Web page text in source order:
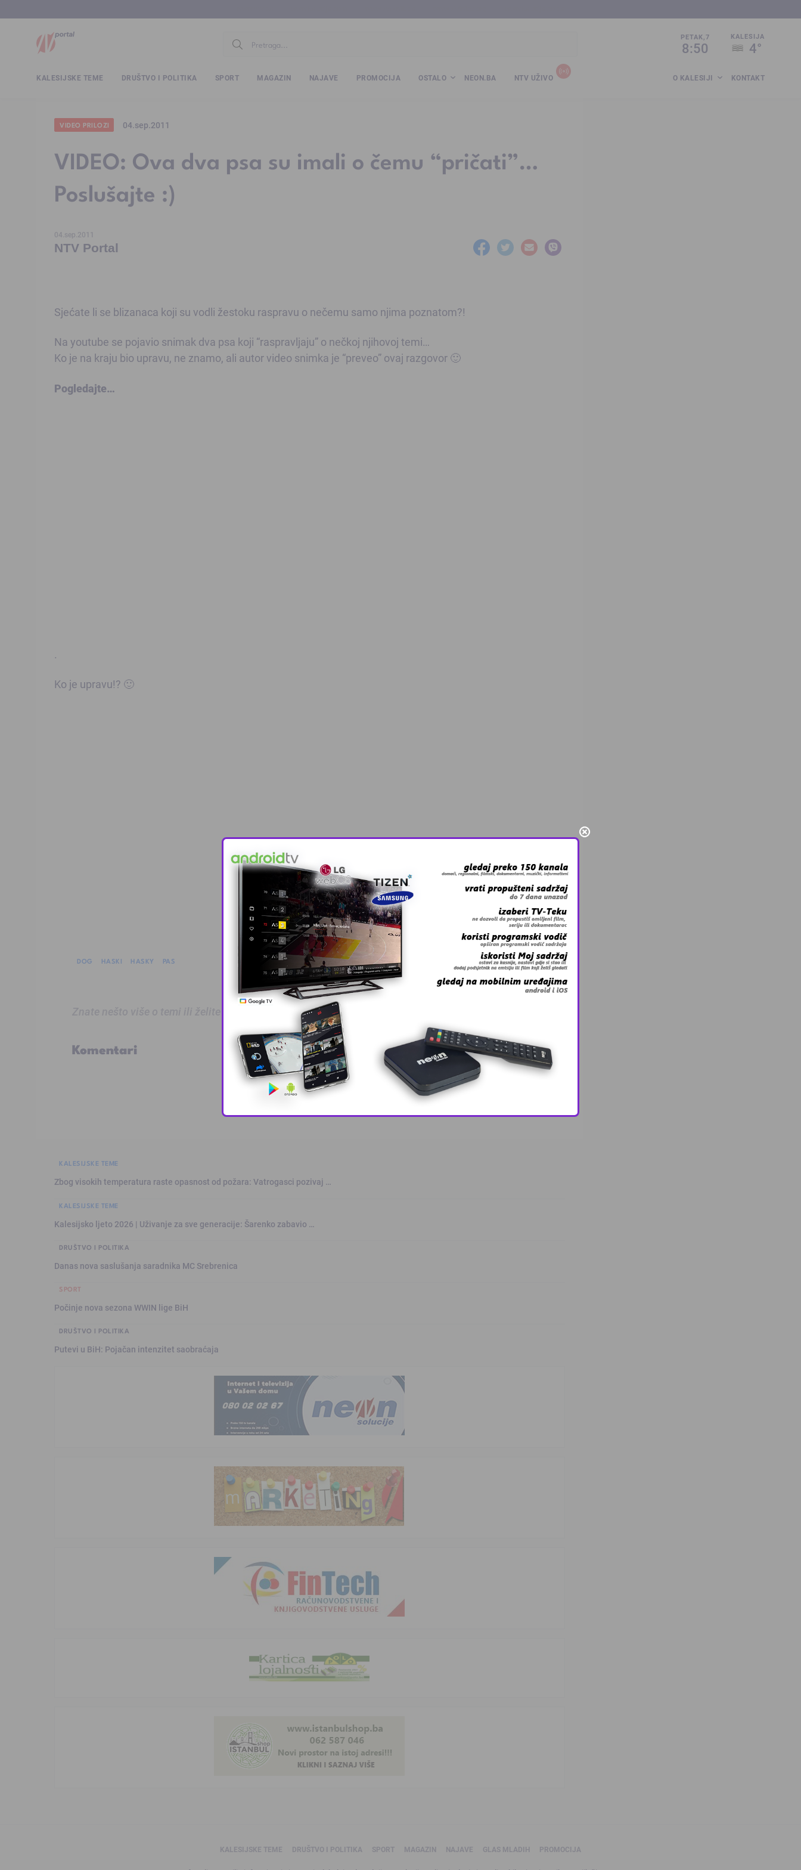
PETAK,7
8:50
KALESIJA
4°
KALESIJSKE TEME DRUŠTVO I POLITIKA SPORT MAGAZIN NAJAVE PROMOCIJA OSTALO NEON.BA NTV UŽIVO O KALESIJI KONTAKT
VIDEO PRILOZI 04.sep.2011
VIDEO: Ova dva psa su imali o čemu “pričati”…
Poslušajte :)
04.sep.2011
NTV Portal
Sjećate li se blizanaca koji su vodli žestoku raspravu o nečemu samo njima poznatom?!
Na youtube se pojavio snimak dva psa koji “raspravljaju” o nečkoj njihovoj temi…
Ko je na kraju bio upravu, ne znamo, ali autor video snimka je “preveo” ovaj razgovor 🙂
Pogledajte…
.
Ko je upravu!? 🙂
DOG HASKI HASKY PAS
Znate nešto više o temi ili želite prijaviti grešku u tekstu?
Komentari
KALESIJSKE TEME
Zbog visokih temperatura raste opasnost od požara: Vatrogasci pozivaj …
KALESIJSKE TEME
Kalesijsko ljeto 2026 | Uživanje za sve generacije: Šarenko zabavio …
DRUŠTVO I POLITIKA
Danas nova saslušanja saradnika MC Srebrenica
SPORT
Počinje nova sezona WWIN lige BiH
DRUŠTVO I POLITIKA
Putevi u BiH: Pojačan intenzitet saobraćaja
KALESIJSKE TEME DRUŠTVO I POLITIKA SPORT MAGAZIN NAJAVE GLAS MLADIH PROMOCIJA